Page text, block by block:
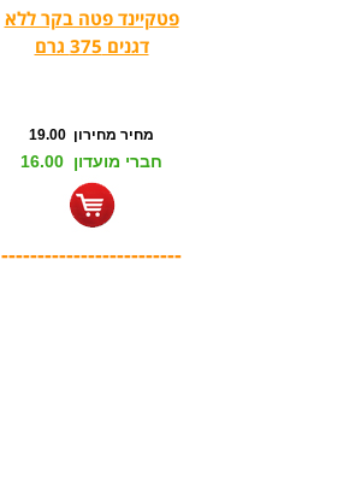
פטקיינד פטה בקר ללא
דגנים 375 גרם
מחיר מחירון 19.00
חברי מועדון 16.00
-------------------------